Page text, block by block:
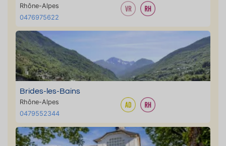
Rhône-Alpes
0476975622
Brides-les-Bains
Rhône-Alpes
0479552344